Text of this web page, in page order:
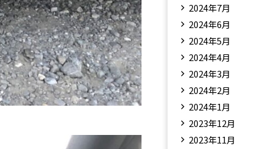
2024年7月
2024年6月
2024年5月
2024年4月
2024年3月
2024年2月
2024年1月
2023年12月
2023年11月